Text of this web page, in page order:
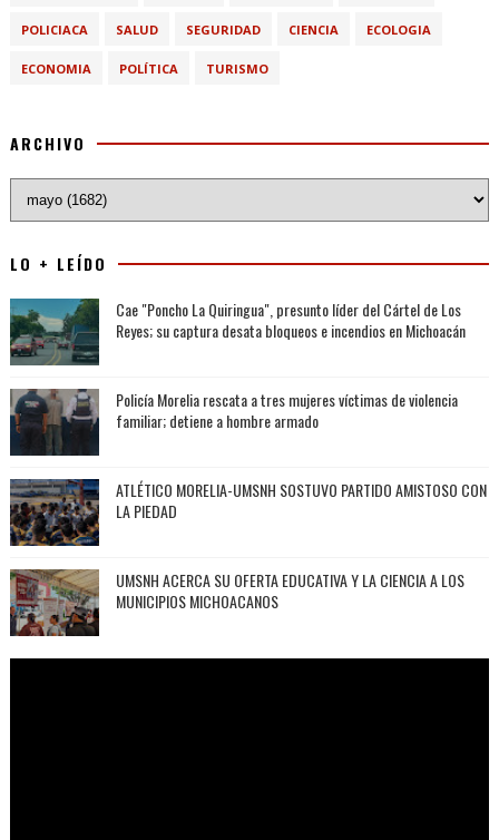
POLICIACA SALUD SEGURIDAD CIENCIA ECOLOGIA
ECONOMIA POLÍTICA TURISMO
ARCHIVO
LO + LEÍDO
Cae "Poncho La Quiringua", presunto líder del Cártel de Los
Reyes; su captura desata bloqueos e incendios en Michoacán
Policía Morelia rescata a tres mujeres víctimas de violencia
familiar; detiene a hombre armado
ATLÉTICO MORELIA-UMSNH SOSTUVO PARTIDO AMISTOSO CON
LA PIEDAD
UMSNH ACERCA SU OFERTA EDUCATIVA Y LA CIENCIA A LOS
MUNICIPIOS MICHOACANOS